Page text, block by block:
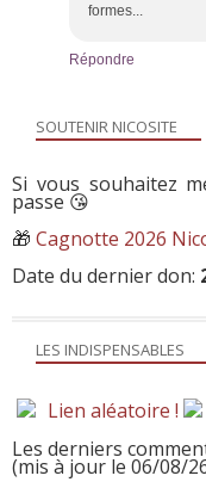
formes...
Répondre
LES INDISPENSABLES
Lien aléatoire !
Les derniers
(mis à jour le 06/08/
SOUTENIR NICOSITE
Si vous souhaitez
passe 😘
🎁 Cagnotte 2026
Date du dernier don: